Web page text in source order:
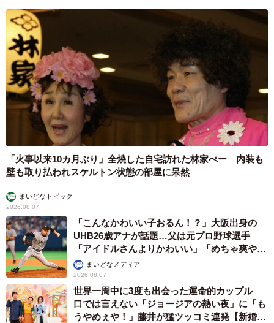
「火事以来10カ月ぶり」全焼した自宅訪れた林家ぺー 内装も
壁も取り払われスケルトン状態の部屋に呆然
まいどなトピック
2026.08.07
「こんなかわいい子おるん！？」大阪出身の
UHB26歳アナが話題…父は元プロ野球選手
「アイドルさんよりかわいい」「めちゃ爽や
か」まいどなメディア
2026.08.07
世界一周中に3度も出会った運命的カップル
口では言えない「ジョージアの熱い夜」に「も
うやめぇや！」藤井が猛ツッコミ連発【新婚さ